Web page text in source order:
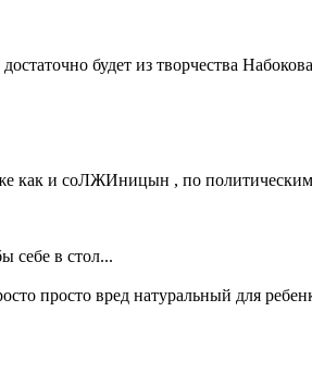
будет из творчества
же как и соЛЖИницын , по
себе в стол...
просто вред натуральный для